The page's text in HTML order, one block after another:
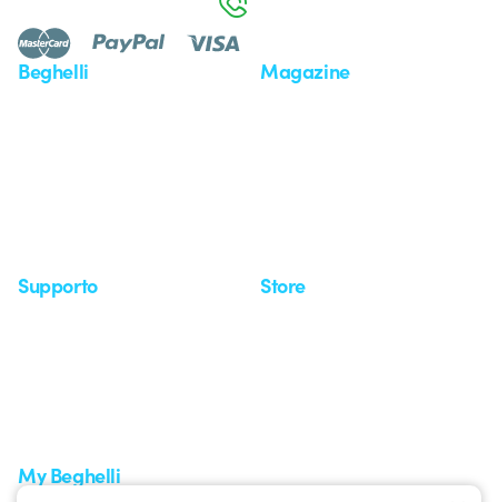
Beghelli Magazine
Supporto Store
My Beghelli